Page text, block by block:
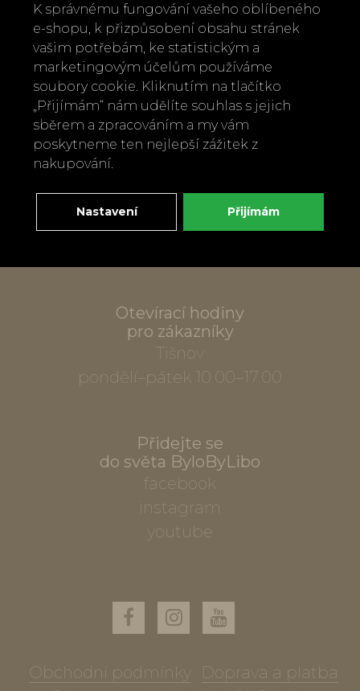
Zavolejte nám
+420 737 886 915
Napište nám
info@bylobylibo.cz
Otevírací hodiny
pro zákazníky
Tišnov
pondělí–pátek 10.00–17.00
Přidejte se
do světa ByloByLibo
facebook
instagram
youtube
Obchodní podmínky
Doprava a platba
K správnému fungování vašeho oblíbeného
e-shopu, k přizpůsobení obsahu stránek
vašim potřebám, ke statistickým a
marketingovým účelům používáme
soubory cookie. Kliknutím na tlačítko
„Přijímám“ nám udělíte souhlas s jejich
sběrem a zpracováním a my vám
poskytneme ten nejlepší zážitek z
nakupování.
Nastavení Přijímám